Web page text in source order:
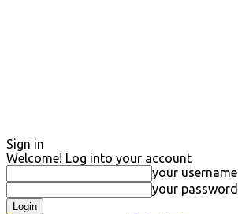
Sign in
Welcome! Log into your account
your username
your password